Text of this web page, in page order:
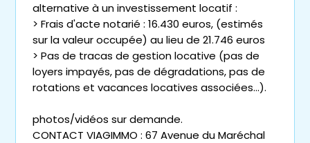
alternative à un investissement locatif :
> Frais d'acte notarié : 16.430 euros, (estimés
sur la valeur occupée) au lieu de 21.746 euros
> Pas de tracas de gestion locative (pas de
loyers impayés, pas de dégradations, pas de
rotations et vacances locatives associées...).
photos/vidéos sur demande.
CONTACT VIAGIMMO : 67 Avenue du Maréchal